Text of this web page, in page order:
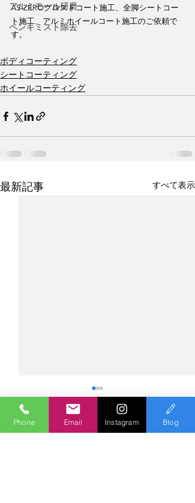
アルミモール研磨
ペンキミスト除去
AS-ZEROグロストコート施工、全脚シートコー
ト施工、アルミホイールコート施工のご依頼で
す。
ボディコーティング
シートコーティング
ホイールコーティング
最新記事 すべて表示
Phone Email Instagram Blog